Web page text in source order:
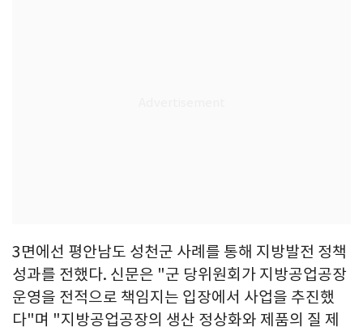
3면에선 평안남도 성천군 사례를 통해 지방발전 정책
성과를 전했다. 신문은 "군 당위원회가 지방공업공장
운영을 전적으로 책임지는 입장에서 사업을 추진했
다"며 "지방공업공장의 생산 정상화와 제품의 질 제